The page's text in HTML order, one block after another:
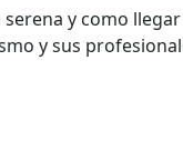
y como
y sus